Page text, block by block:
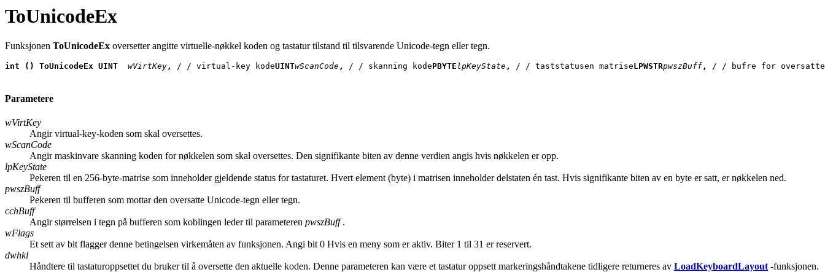
ToUnicodeEx
Funksjonen ToUnicodeEx oversetter angitte virtuelle-nøkkel koden og tastatur tilstand til tilsvarende Unicode-tegn eller tegn.
int () ToUnicodeEx UINT wVirtKey, / / virtual-key kodeUINTwScanCode, / / skanning kodePBYTE lpKeyState, / / taststatusen matriseLPWSTRpwszBuff, / / bufre for oversatte
Parametere
wVirtKey
Angir virtual-key-koden som skal oversettes.
wScanCode
Angir maskinvare skanning koden for nøkkelen som skal oversettes. Den signifikante biten av denne verdien angis hvis nøkkelen er opp.
lpKeyState
Pekeren til en 256-byte-matrise som inneholder gjeldende status for tastaturet. Hvert element (byte) i matrisen inneholder delstaten én tast. Hvis signifikante biten av en byte er satt, er nøkkelen ned.
pwszBuff
Pekeren til bufferen som mottar den oversatte Unicode-tegn eller tegn.
cchBuff
Angir størrelsen i tegn på bufferen som koblingen leder til parameteren pwszBuff.
wFlags
Et sett av bit flagger denne betingelsen virkemåten av funksjonen. Angi bit 0 Hvis en meny som er aktiv. Biter 1 til 31 er reservert.
dwhkl
Håndtere til tastaturoppsettet du bruker til å oversette den aktuelle koden. Denne parameteren kan være et tastatur oppsett markeringshåndtakene tidligere returneres av LoadKeyboardLayout -funksjonen.